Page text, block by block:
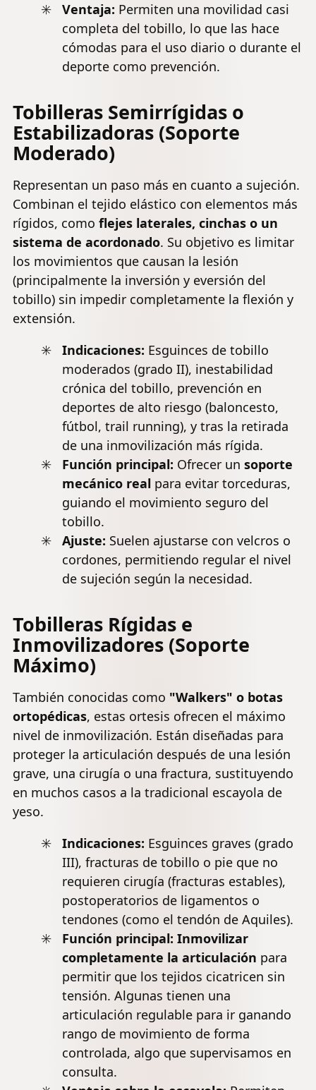
Ventaja: Permiten una movilidad casi
completa del tobillo, lo que las hace
cómodas para el uso diario o durante el
deporte como prevención.
Tobilleras Semirrígidas o
Estabilizadoras (Soporte
Moderado)
Representan un paso más en cuanto a sujeción.
Combinan el tejido elástico con elementos más
rígidos, como flejes laterales, cinchas o un
sistema de acordonado. Su objetivo es limitar
los movimientos que causan la lesión
(principalmente la inversión y eversión del
tobillo) sin impedir completamente la flexión y
extensión.
Indicaciones: Esguinces de tobillo
moderados (grado II), inestabilidad
crónica del tobillo, prevención en
deportes de alto riesgo (baloncesto,
fútbol, trail running), y tras la retirada
de una inmovilización más rígida.
Función principal: Ofrecer un soporte
mecánico real para evitar torceduras,
guiando el movimiento seguro del
tobillo.
Ajuste: Suelen ajustarse con velcros o
cordones, permitiendo regular el nivel
de sujeción según la necesidad.
Tobilleras Rígidas e
Inmovilizadores (Soporte
Máximo)
También conocidas como "Walkers" o botas
ortopédicas, estas ortesis ofrecen el máximo
nivel de inmovilización. Están diseñadas para
proteger la articulación después de una lesión
grave, una cirugía o una fractura, sustituyendo
en muchos casos a la tradicional escayola de
yeso.
Indicaciones: Esguinces graves (grado
III), fracturas de tobillo o pie que no
requieren cirugía (fracturas estables),
postoperatorios de ligamentos o
tendones (como el tendón de Aquiles).
Función principal: Inmovilizar
completamente la articulación para
permitir que los tejidos cicatricen sin
tensión. Algunas tienen una
articulación regulable para ir ganando
rango de movimiento de forma
controlada, algo que supervisamos en
consulta.